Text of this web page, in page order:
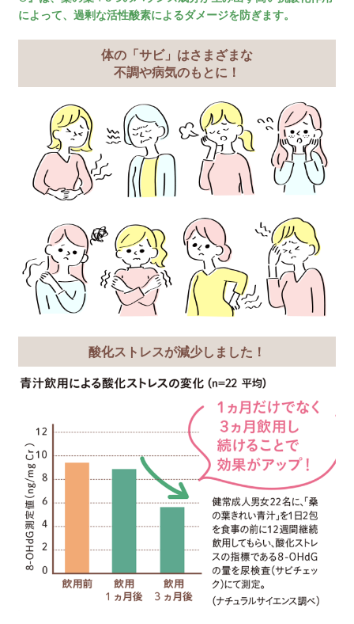
野菜不足、栄養の偏
肌荒れ、乾燥肌
栄養不足を感じる妊
夏バテして疲れやす
おなかスッキリ！を
「腸内フローラ」を整え
ヘルシーで美しい毎日へ
「腸内フローラ」とは腸内細
菌、日和見菌が「2：1：7」
環境が整います。『桑の葉フ
ーラをベストなバランスに保
免疫力のアップ、メンタルの